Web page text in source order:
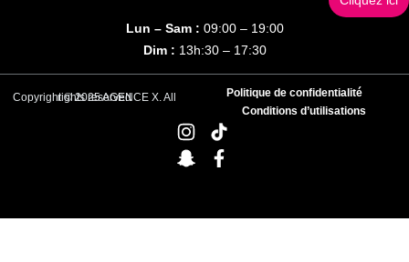
Lun – Sam : 09:00 – 19:00
Dim : 13h:30 – 17:30
Copyright © 2025 AGENCE X. All rights reserved
Politique de confidentialité
Conditions d’utilisations